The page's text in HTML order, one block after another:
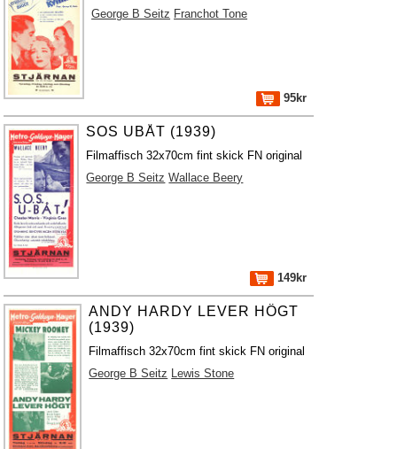
George B Seitz Franchot Tone
95kr
SOS UBÅT (1939)
Filmaffisch 32x70cm fint skick FN original
George B Seitz Wallace Beery
149kr
ANDY HARDY LEVER HÖGT
(1939)
Filmaffisch 32x70cm fint skick FN original
George B Seitz Lewis Stone